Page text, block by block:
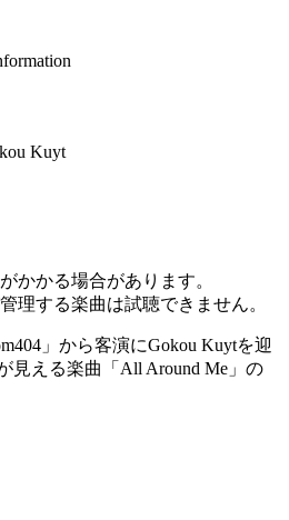
Kuyt
かかる場合があります。
理する楽曲は試聴できません。
」から客演にGokou Kuytを迎
見える楽曲「All Around Me」の